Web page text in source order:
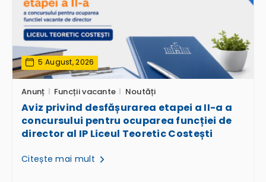
5 August, 2026
Anunț Funcții vacante Noutăți
Aviz privind desfășurarea etapei a II-a a
concursului pentru ocuparea funcției de
director al IP Liceul Teoretic Costești
Citește mai mult